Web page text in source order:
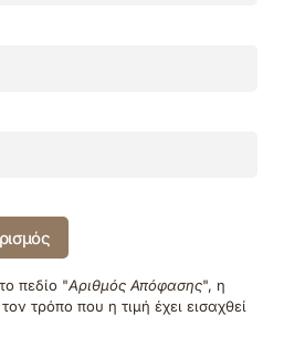
πεδίο "Αριθμός Απόφασης", η
τρόπο που η τιμή έχει εισαχθεί